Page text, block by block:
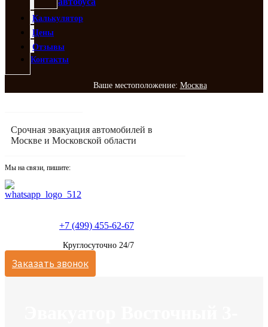
Калькулятор
Цены
Отзывы
Контакты
Ваше местоположение: Москва
Срочная эвакуация автомобилей в
Москве и Московской области
Мы на связи, пишите:
+7 (499) 455-62-67
Круглосуточно 24/7
Заказать звонок